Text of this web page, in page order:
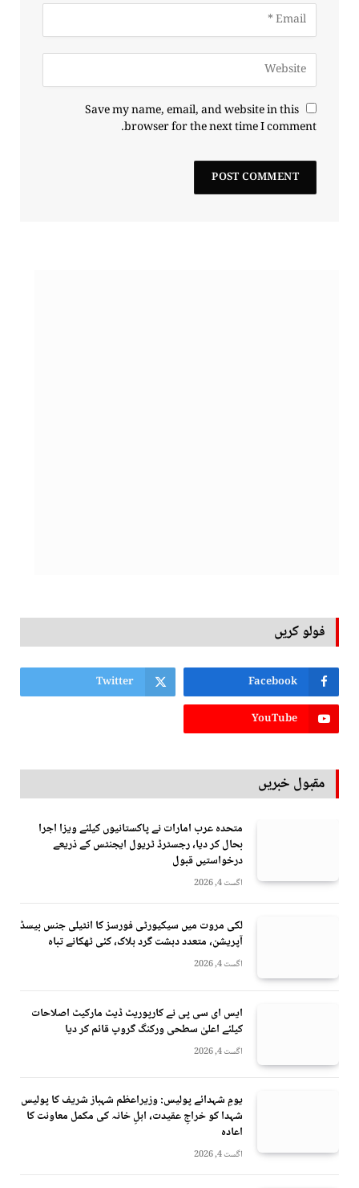
Save my name, email, and website in this
browser for the next time I comment.
فولو کریں
Facebook
Twitter
YouTube
مقبول خبریں
متحدہ عرب امارات نے پاکستانیوں کیلئے ویزا اجرا
بحال کر دیا، رجسٹرڈ ٹریول ایجنٹس کے ذریعے
درخواستیں قبول
اگست 4, 2026
لکی مروت میں سیکیورٹی فورسز کا انٹیلی جنس بیسڈ
آپریشن، متعدد دہشت گرد ہلاک، کئی ٹھکانے تباہ
اگست 4, 2026
ایس ای سی پی نے کارپوریٹ ڈیٹ مارکیٹ اصلاحات
کیلئے اعلیٰ سطحی ورکنگ گروپ قائم کر دیا
اگست 4, 2026
یومِ شہدائے پولیس: وزیراعظم شہباز شریف کا پولیس
شہدا کو خراجِ عقیدت، اہلِ خانہ کی مکمل معاونت کا
اعادہ
اگست 4, 2026